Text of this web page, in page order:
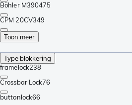
Böhler M390475
CPM 20CV349
Toon meer
Type blokkering
framelock238
Crossbar Lock76
buttonlock66